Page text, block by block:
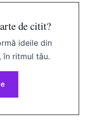
de citit?
ideile din
în ritmul tău.